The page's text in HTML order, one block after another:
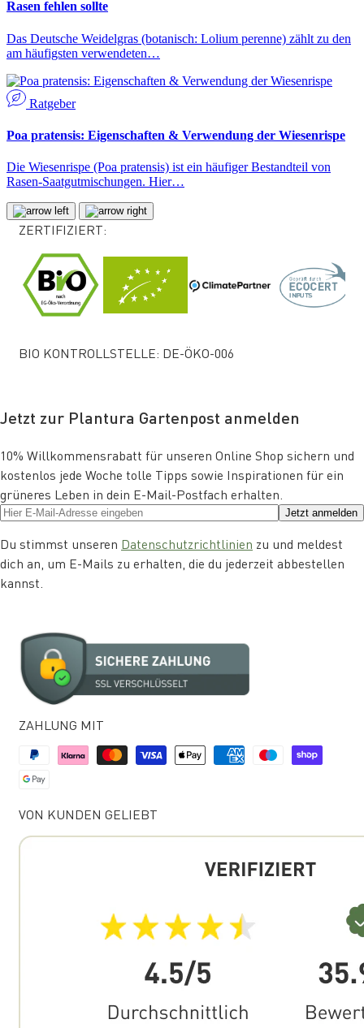
Rasen fehlen sollte
Das Deutsche Weidelgras (botanisch: Lolium perenne) zählt zu den
am häufigsten verwendeten…
Ratgeber
Poa pratensis: Eigenschaften & Verwendung der Wiesenrispe
Die Wiesenrispe (Poa pratensis) ist ein häufiger Bestandteil von
Rasen-Saatgutmischungen. Hier…
ZERTIFIZIERT:
BIO KONTROLLSTELLE: DE-ÖKO-006
Jetzt zur Plantura Gartenpost anmelden
10% Willkommensrabatt für unseren Online Shop sichern und
kostenlos jede Woche tolle Tipps sowie Inspirationen für ein
grüneres Leben in dein E-Mail-Postfach erhalten.
Jetzt anmelden
Du stimmst unseren Datenschutzrichtlinien zu und meldest
dich an, um E-Mails zu erhalten, die du jederzeit abbestellen
kannst.
ZAHLUNG MIT
VON KUNDEN GELIEBT